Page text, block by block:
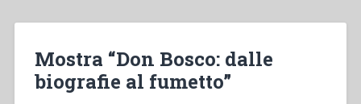
Mostra “Don Bosco: dalle
biografie al fumetto”